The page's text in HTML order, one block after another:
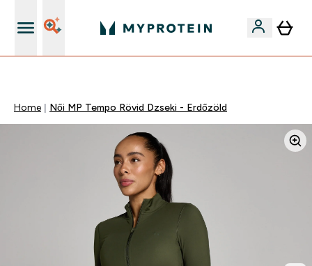
Home Női MP Tempo Rövid Dzseki - Erdőzöld